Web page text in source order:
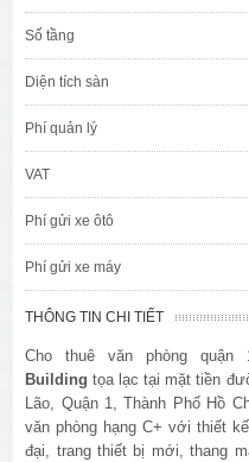
Số tầng
Diện tích sàn
Phí quản lý
VAT
Phí gửi xe ôtô
Phí gửi xe máy
THÔNG TIN CHI TIẾT
Cho thuê văn phòng quận
Building tọa lạc tại mặt tiền
Lão, Quận 1, Thành Phố Hồ
văn phòng hạng C+ với thiết
đại, trang thiết bị mới, thang